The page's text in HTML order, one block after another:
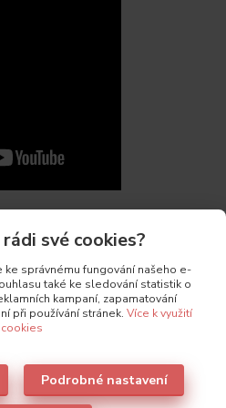
své cookies?
správnému fungování našeho e-
také ke sledování statistik o
kampaní, zapamatování
při používání stránek. Více k využití
cookies
Podrobné nastavení